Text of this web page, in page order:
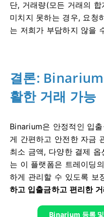
단, 거래량(모든 거래의
미치지 못하는 경우, 요청
는 저희가 부담하지 않을
결론:
활한 거래 가능
Binarium은 안정적인 입
게 간편하고 안전한 자금
최소 금액, 다양한 결제
는 이 플랫폼은 트레이딩
하게 관리할 수 있도록 보
하고 입출금하고 편리한
Binarium 등록